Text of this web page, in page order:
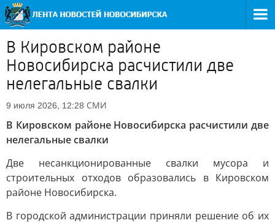
В Кировском районе
Новосибирска расчистили две
нелегальные свалки
9 июля 2026, 12:28 СМИ
В Кировском районе Новосибирска расчистили две
нелегальные свалки
Две несанкционированные свалки мусора и
строительных отходов образовались в Кировском
районе Новосибирска.
В городской администрации приняли решение об их